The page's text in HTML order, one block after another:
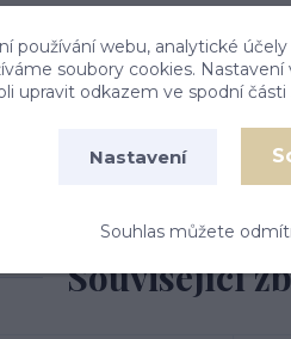
Související
používání webu, analytické
soubory cookies.
upravit odkazem ve spodní části
Nastavení
Souhlas můžete